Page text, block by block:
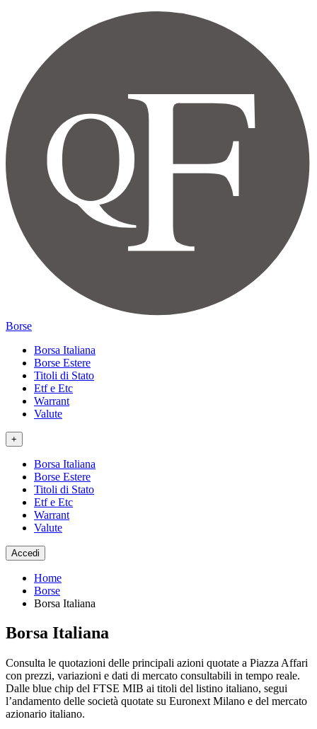
Borse
Borsa Italiana
Borse Estere
Titoli di Stato
Etf e Etc
Warrant
Valute
+
Borsa Italiana
Borse Estere
Titoli di Stato
Etf e Etc
Warrant
Valute
Accedi
Home
Borse
Borsa Italiana
Borsa Italiana
Consulta le quotazioni delle principali azioni quotate a Piazza Affari
con prezzi, variazioni e dati di mercato consultabili in tempo reale.
Dalle blue chip del FTSE MIB ai titoli del listino italiano, segui
l’andamento delle società quotate su Euronext Milano e del mercato
azionario italiano.